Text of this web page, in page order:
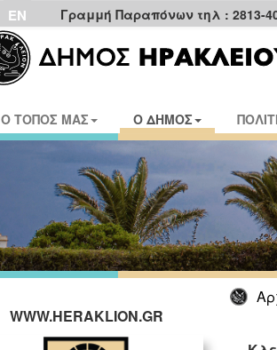
EN Γραμμή Παραπόνων τηλ : 2813-
Ο ΤΟΠΟΣ ΜΑΣ Ο ΔΗΜΟΣ
WWW.HERAKLION.GR